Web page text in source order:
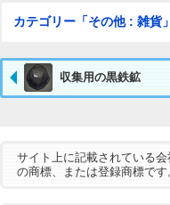
カテゴリー「その他 : 雑貨
収集用の黒鉄鉱
サイト上に記載されている
の商標、または登録商標です